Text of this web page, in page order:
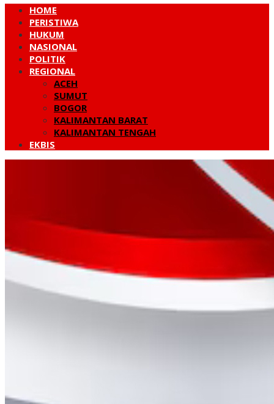
HOME
PERISTIWA
HUKUM
NASIONAL
POLITIK
REGIONAL
ACEH
SUMUT
BOGOR
KALIMANTAN BARAT
KALIMANTAN TENGAH
EKBIS